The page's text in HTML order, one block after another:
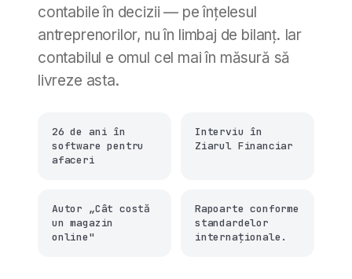
contabile în decizii — pe înțelesul
antreprenorilor, nu în limbaj de bilanț. Iar
contabilul e omul cel mai în măsură să
livreze asta.
26 de ani în
software pentru
afaceri
Interviu în
Ziarul Financiar
Autor „Cât costă
un magazin
online"
Rapoarte conforme
standardelor
internaționale.